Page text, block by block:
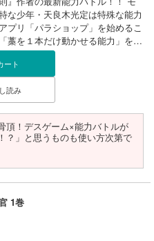
な少年・天良木光定は特殊な能力
プリ「パラショップ」を始めるこ
藁を１本だけ動かせる能力」を買
パラショップの他のプレイヤーと
なくされた天良木。 一見弱く見
天良木の”見方”でそのポテンシャ
の法則』ではゴ
能力、『サイケまたしても』では
時に戻る能力、と一筋縄ではいか
人公たちを描いてきた能力バトル
者が描く最新異能力バトルがここ
ート
読み
頂！デスゲーム×能力バトルが
？」と思うものも使い方次第で
1巻